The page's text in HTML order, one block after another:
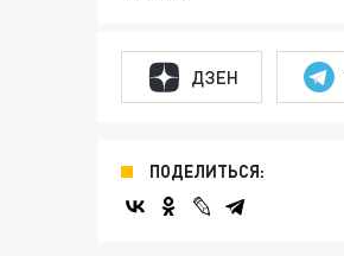
ДЗЕН
ПОДЕЛИТЬСЯ: